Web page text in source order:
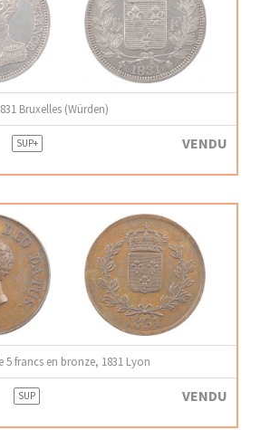
Bruxelles (Würden)
SUP+ VENDU
5 francs en bronze, 1831 Lyon
SUP VENDU